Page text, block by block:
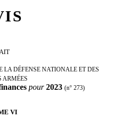
LA DÉFENSE NATIONALE ET DES
ARMÉES
pour2023 (n° 273)
VI